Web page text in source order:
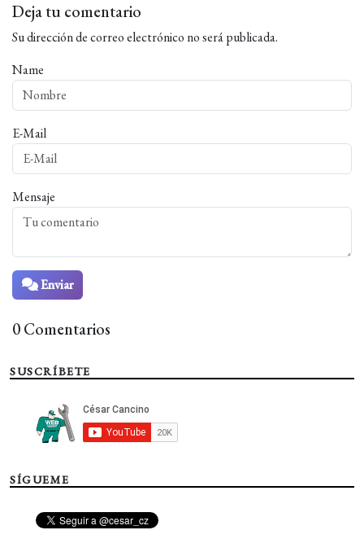
Deja tu comentario
Su dirección de correo electrónico no será publicada.
Name
E-Mail
Mensaje
Enviar
0 Comentarios
SUSCRÍBETE
SÍGUEME